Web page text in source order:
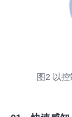
图2 以